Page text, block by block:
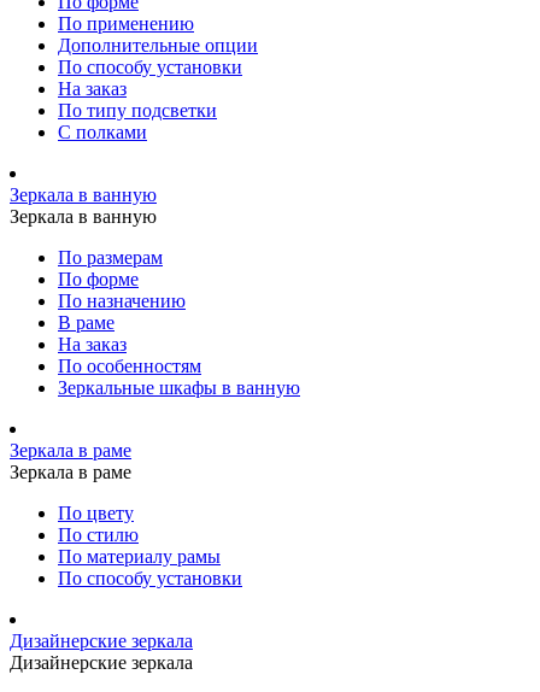
По применению
Дополнительные опции
По способу установки
На заказ
По типу подсветки
С полками
Зеркала в ванную
Зеркала в ванную
По размерам
По форме
По назначению
В раме
На заказ
По особенностям
Зеркальные шкафы в ванную
Зеркала в раме
Зеркала в раме
По цвету
По стилю
По материалу рамы
По способу установки
Дизайнерские зеркала
Дизайнерские зеркала